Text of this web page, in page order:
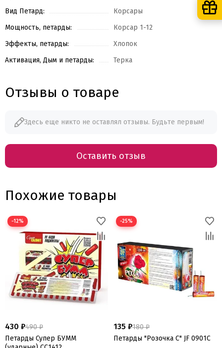
Вид Петард:
Корсары
Мощность, петарды:
Корсар 1-12
Эффекты, петарды:
Хлопок
Активация, Дым и петарды:
Терка
Отзывы о товаре
Здесь еще никто не оставлял отзывы. Будьте первым!
Оставить отзыв
Похожие товары
−12%
430 ₽490 ₽
Петарды Супер БУММ
−25%
135 ₽180 ₽
Петарды "Розочка С" JF 0901C